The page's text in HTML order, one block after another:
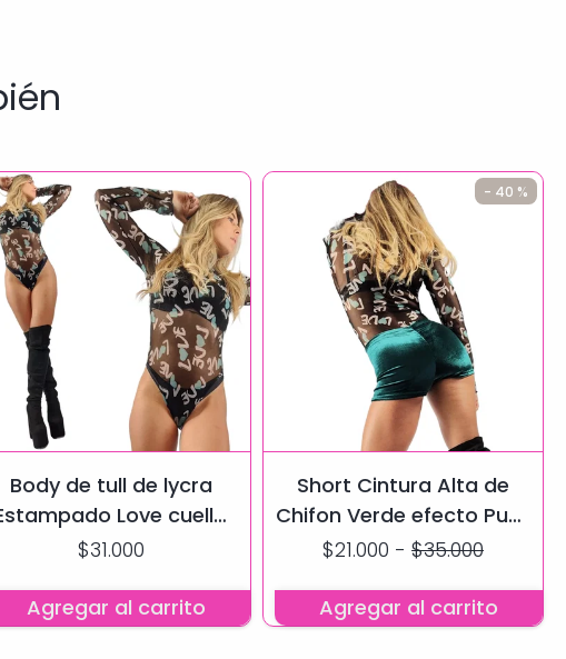
Body de tull de lycra
Love cuello
polera de Encaje
$31.000
Agregar al carrito
- 40 %
Short Cintura Alta de
Chifon Verde efecto Push
Up
$21.000 - $35.000
Agregar al carrito